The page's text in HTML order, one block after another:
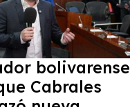
bolivarense
Cabrales